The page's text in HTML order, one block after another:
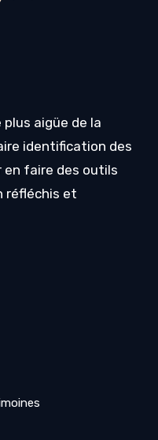
aigüe de la
identification des
en faire des outils
réfléchis et